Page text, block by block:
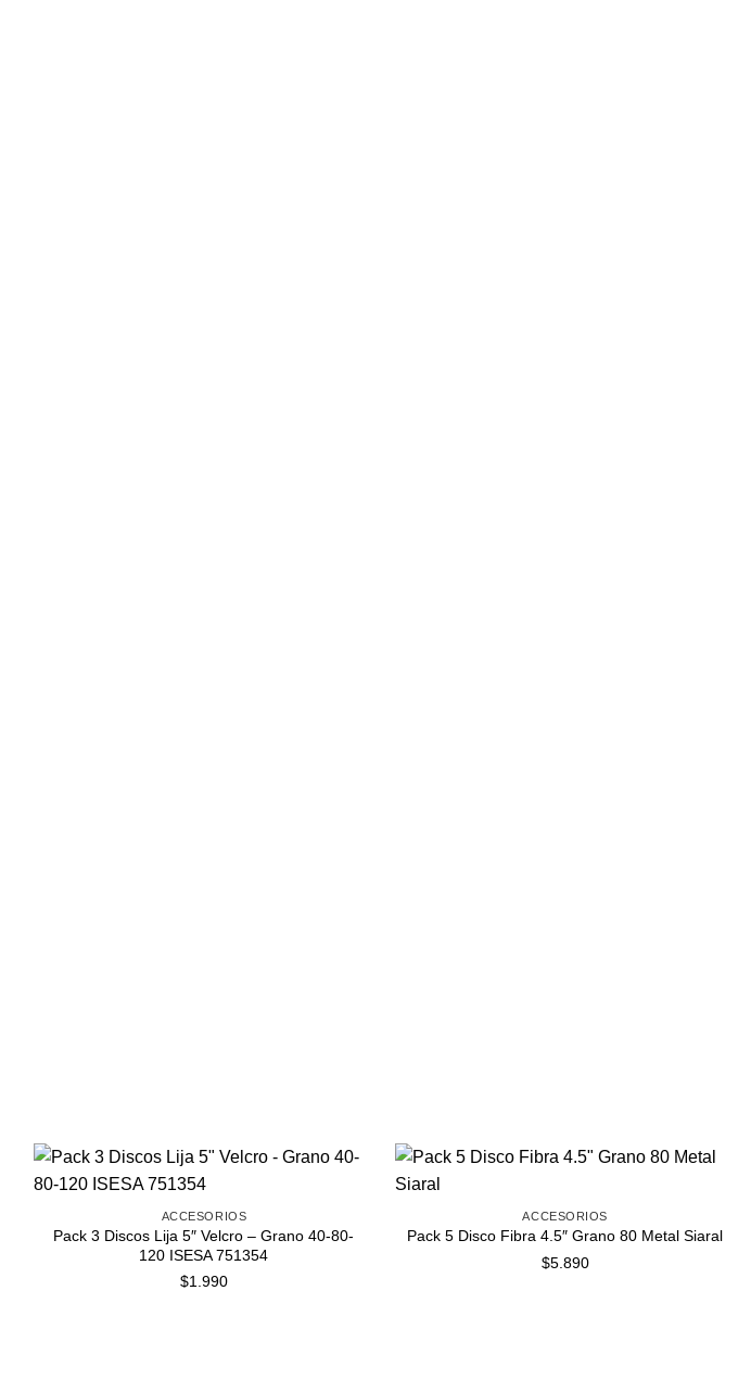
ACCESORIOS
Pack 3 Discos Lija 5″ Velcro – Grano 40-80-
120 ISESA 751354
$1.990
ACCESORIOS
Pack 5 Disco Fibra 4.5″ Grano 80 Metal Siaral
$5.890